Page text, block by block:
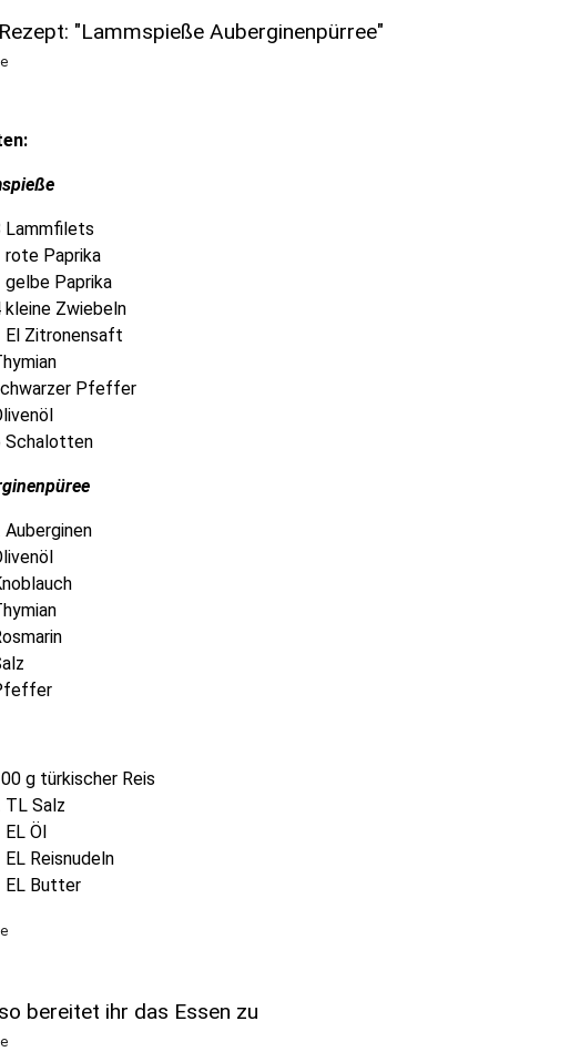
"Lammspieße Auberginenpürree"
Lammfilets
rote Paprika
gelbe Paprika
kleine Zwiebeln
El Zitronensaft
Pfeffer
Schalotten
Auberginen
g türkischer Reis
TL Salz
EL Öl
EL Reisnudeln
EL Butter
bereitet ihr das Essen zu